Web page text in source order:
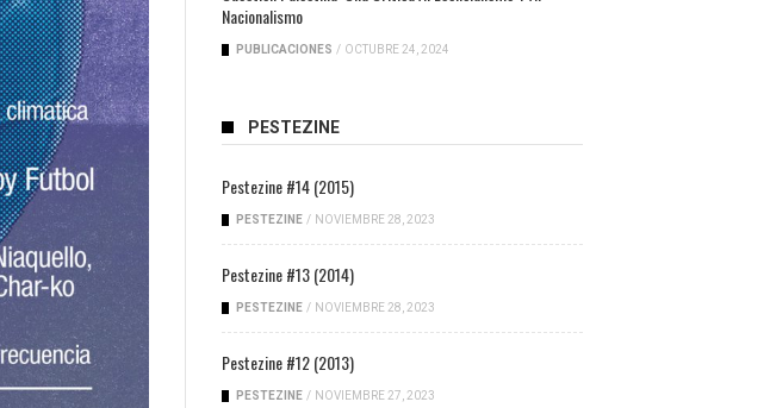
Nacionalismo
PUBLICACIONES / OCTUBRE 24, 2024
PESTEZINE
Pestezine #14 (2015)
PESTEZINE / NOVIEMBRE 28, 2023
Pestezine #13 (2014)
PESTEZINE / NOVIEMBRE 28, 2023
Pestezine #12 (2013)
PESTEZINE / NOVIEMBRE 27, 2023